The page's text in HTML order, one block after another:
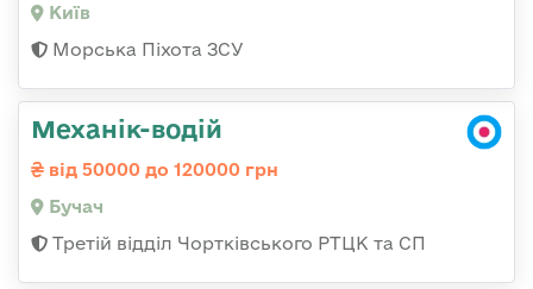
Київ
Морська Піхота ЗСУ
Механік-водій
від 50000 до 120000 грн
Бучач
Третій відділ Чортківського РТЦК та СП